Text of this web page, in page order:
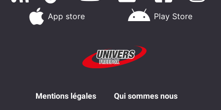
App store Play Store
Mentions légales Qui sommes nous